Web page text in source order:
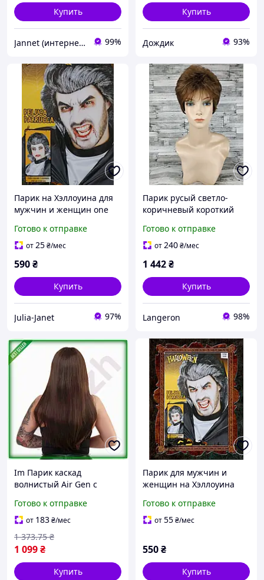
Купить
Jannet (интернет-магазин) 99%
Купить
Дождик 93%
Парик на Хэллоуина для
мужчин и женщин one
Готово к отправке
от25₴/мес
590₴
Купить
Julia-Janet 97%
Парик русый светло-
коричневый короткий
женский для женщин для
ежедневной носки
Готово к отправке
от240₴/мес
1 442₴
Купить
Langeron 98%
Im Парик каскад
волнистый Air Gen с
коричневый 60 см для
женщин стильный
длинный па IMD22/G
Готово к отправке
от 183₴/мес
1 099₴
1 373.75 ₴
Купить
Парик для мужчин и
женщин на Хэллоуина
прядями one size
Готово к отправке
от55₴/мес
550₴
Купить